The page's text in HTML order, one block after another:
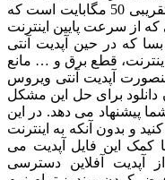
معمولآ فایل آپدیت اولیه آن دارای حجم تقریبی 50 مگابایت است که
سرعت پایین اینترنت
حین آپدیت آنتی
قطع برق و … مانع
آپدیت آنتی ویروس
برای حل این مشکل
می دهد. در این
آنکه به اینترنت
فایل آپدیت می
آفلاین دسترسی